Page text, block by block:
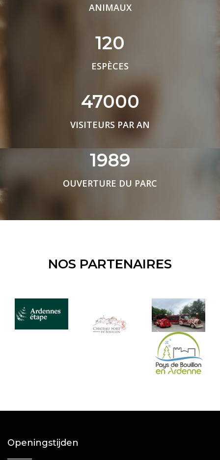
ANIMAUX
120
ESPÈCES
47000
VISITEURS PAR AN
1989
OUVERTURE DU PARC
NOS PARTENAIRES
Openingstijden